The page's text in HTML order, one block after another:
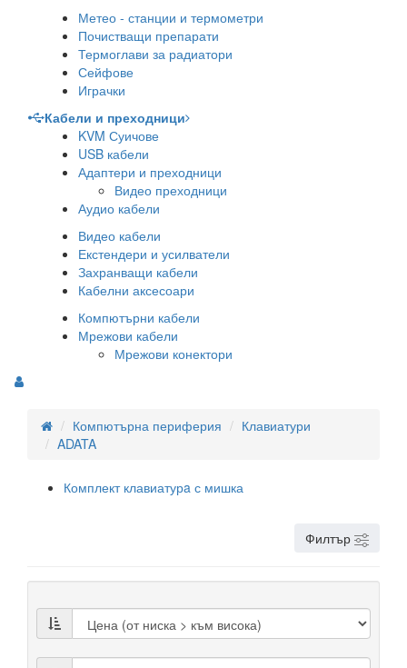
Метео - станции и термометри
Почистващи препарати
Термоглави за радиатори
Сейфове
Играчки
Кабели и преходници
KVM Суичове
USB кабели
Адаптери и преходници
Видео преходници
Аудио кабели
Видео кабели
Екстендери и усилватели
Захранващи кабели
Кабелни аксесоари
Компютърни кабели
Мрежови кабели
Мрежови конектори
Компютърна периферия
Клавиатури
ADATA
Комплект клавиатурa с мишка
Филтър